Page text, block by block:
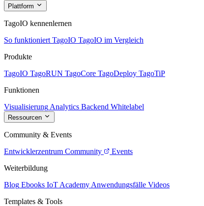
Plattform
TagoIO kennenlernen
So funktioniert TagoIO TagoIO im Vergleich
Produkte
TagoIO TagoRUN TagoCore TagoDeploy TagoTiP
Funktionen
Visualisierung Analytics Backend Whitelabel
Ressourcen
Community & Events
Entwicklerzentrum Community
Events
Weiterbildung
Blog Ebooks IoT Academy Anwendungsfälle Videos
Templates & Tools